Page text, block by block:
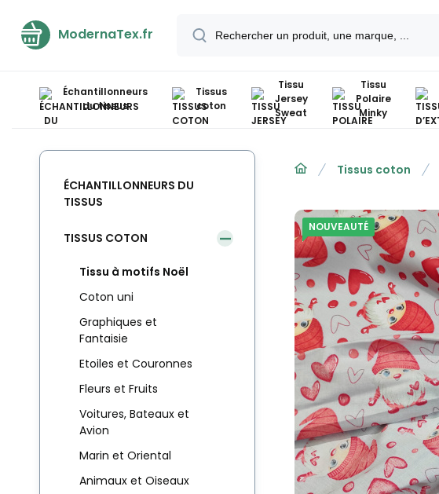
ModernaTex.fr
Échantillonneurs
du tissus
Tissus
coton
Tissu
Jersey
Sweat
Tissu
Polaire
Minky
Tissus coton
NOUVEAUTÉ
ÉCHANTILLONNEURS DU
TISSUS
TISSUS COTON
Tissu à motifs Noël
Coton uni
Graphiques et
Fantaisie
Etoiles et Couronnes
Fleurs et Fruits
Voitures, Bateaux et
Avion
Marin et Oriental
Animaux et Oiseaux